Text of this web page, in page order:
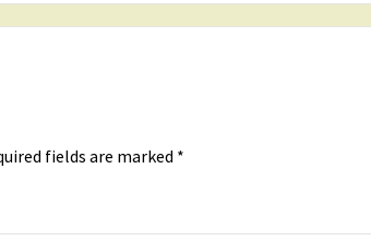
fields are marked *